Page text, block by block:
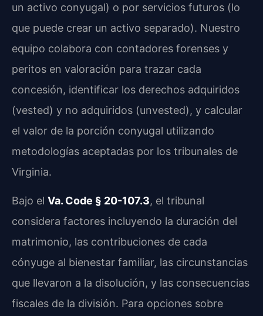
un activo conyugal) o por servicios futuros (lo
que puede crear un activo separado). Nuestro
equipo colabora con contadores forenses y
peritos en valoración para trazar cada
concesión, identificar los derechos adquiridos
(vested) y no adquiridos (unvested), y calcular
el valor de la porción conyugal utilizando
metodologías aceptadas por los tribunales de
Virginia.
Bajo el Va. Code § 20-107.3, el tribunal
considera factores incluyendo la duración del
matrimonio, las contribuciones de cada
cónyuge al bienestar familiar, las circunstancias
que llevaron a la disolución, y las consecuencias
fiscales de la división. Para opciones sobre